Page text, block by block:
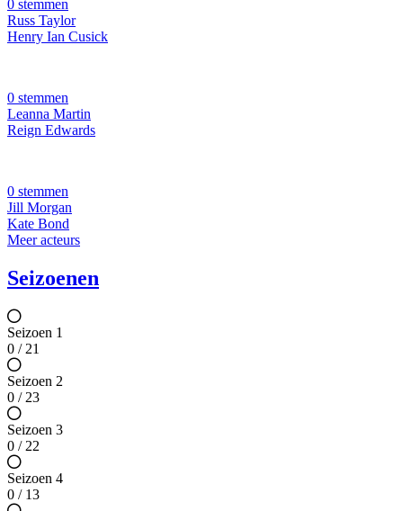
0 stemmen
Russ Taylor
Henry Ian Cusick
0 stemmen
Leanna Martin
Reign Edwards
0 stemmen
Jill Morgan
Kate Bond
Meer acteurs
Seizoenen
Seizoen 1
0 / 21
Seizoen 2
0 / 23
Seizoen 3
0 / 22
Seizoen 4
0 / 13